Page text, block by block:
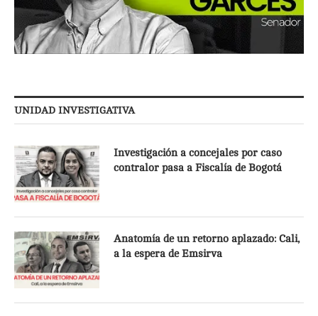
UNIDAD INVESTIGATIVA
Investigación a concejales por caso
contralor pasa a Fiscalía de Bogotá
Anatomía de un retorno aplazado: Cali,
a la espera de Emsirva